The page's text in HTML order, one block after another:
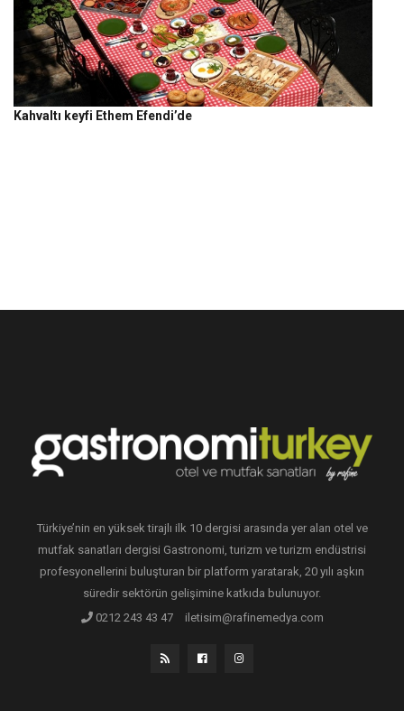
Kahvaltı keyfi Ethem Efendi’de
Türkiye’nin en yüksek tirajlı ilk 10 dergisi arasında yer alan otel ve
mutfak sanatları dergisi Gastronomi, turizm ve turizm endüstrisi
profesyonellerini buluşturan bir platform yaratarak, 20 yılı aşkın
süredir sektörün gelişimine katkıda bulunuyor.
0212 243 43 47
iletisim@rafinemedya.com